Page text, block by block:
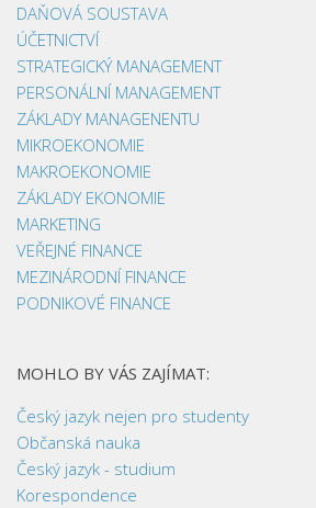
DAŇOVÁ SOUSTAVA
ÚČETNICTVÍ
STRATEGICKÝ MANAGEMENT
PERSONÁLNÍ MANAGEMENT
ZÁKLADY MANAGENENTU
MIKROEKONOMIE
MAKROEKONOMIE
ZÁKLADY EKONOMIE
MARKETING
VEŘEJNÉ FINANCE
MEZINÁRODNÍ FINANCE
PODNIKOVÉ FINANCE
MOHLO BY VÁS ZAJÍMAT:
Český jazyk nejen pro studenty
Občanská nauka
Český jazyk - studium
Korespondence